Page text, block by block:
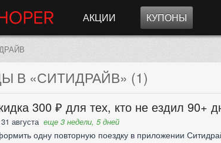
АКЦИИ КУПОНЫ
В «СИТИДРАЙВ» (1)
300 ₽ для тех, кто не ездил 90+
августа еще 3 недели, 5 дней
одну повторную поездку в приложении